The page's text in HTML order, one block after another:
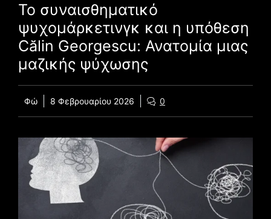
Το συναισθηματικό
ψυχομάρκετινγκ και η υπόθεση
Călin Georgescu: Ανατομία μιας
μαζικής ψύχωσης
Φώ 8 Φεβρουαρίου 2026 0